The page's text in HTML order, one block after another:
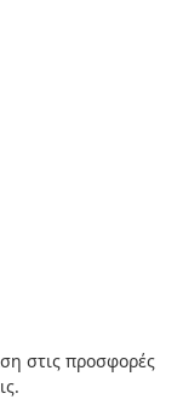
στις προσφορές